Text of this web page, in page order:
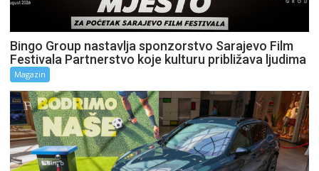
Bingo Group nastavlja sponzorstvo Sarajevo Film
Festivala Partnerstvo koje kulturu približava ljudima
Magazin